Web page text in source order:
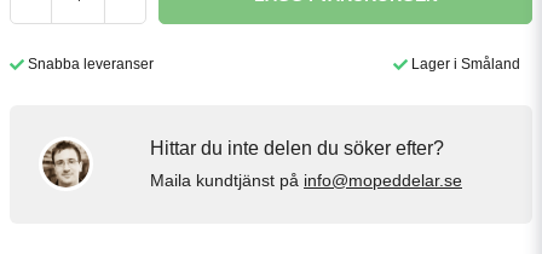
Snabba leveranser Lager i Småland
Hittar du inte delen du söker efter?
Maila kundtjänst på info@mopeddelar.se